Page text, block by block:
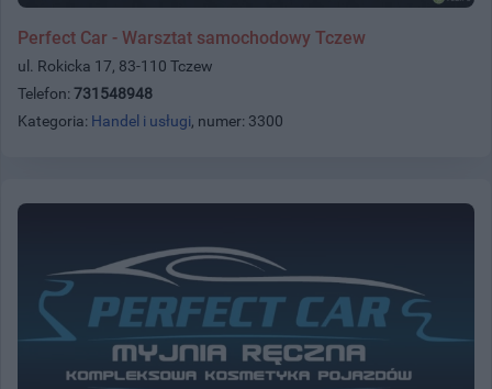
Perfect Car - Warsztat samochodowy Tczew
ul. Rokicka 17, 83-110 Tczew
Telefon: 731548948
Kategoria: Handel i usługi, numer: 3300